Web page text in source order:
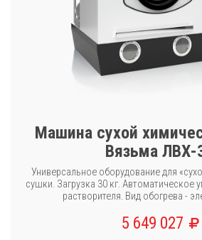
Машина сухой
Вязьма ЛВХ-
Универсальное оборудование для
сушки. Загрузка 30 кг. Автоматическое
растворителя. Вид обогрева -
5 649 027